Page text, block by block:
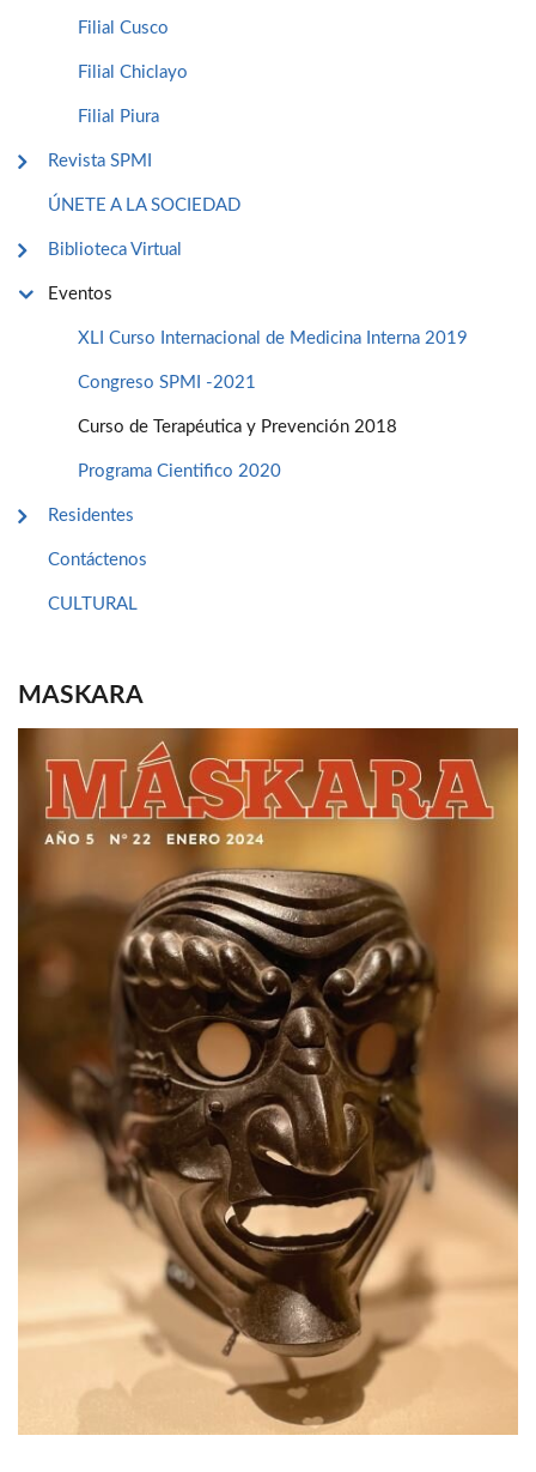
Filial Cusco
Filial Chiclayo
Filial Piura
Revista SPMI
ÚNETE A LA SOCIEDAD
Biblioteca Virtual
Eventos
XLI Curso Internacional de Medicina Interna 2019
Congreso SPMI -2021
Curso de Terapéutica y Prevención 2018
Programa Cientifico 2020
Residentes
Contáctenos
CULTURAL
MASKARA